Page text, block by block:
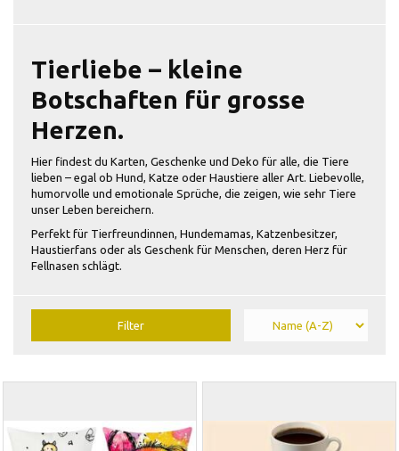
Tierliebe – kleine
Botschaften für grosse
Herzen.
Hier findest du Karten, Geschenke und Deko für alle, die Tiere
lieben – egal ob Hund, Katze oder Haustiere aller Art. Liebevolle,
humorvolle und emotionale Sprüche, die zeigen, wie sehr Tiere
unser Leben bereichern.
Perfekt für Tierfreundinnen, Hundemamas, Katzenbesitzer,
Haustierfans oder als Geschenk für Menschen, deren Herz für
Fellnasen schlägt.
Filter